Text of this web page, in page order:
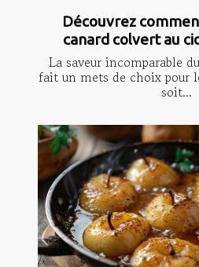
Découvrez
canard colvert au
La saveur incomparable
fait un mets de choix pour
soit...